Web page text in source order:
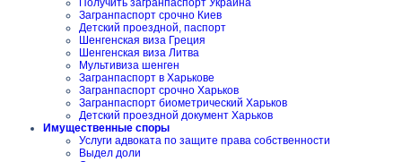
Получить загранпаспорт Украина
Загранпаспорт срочно Киев
Детский проездной, паспорт
Шенгенская виза Греция
Шенгенская виза Литва
Мультивиза шенген
Загранпаспорт в Харькове
Загранпаспорт срочно Харьков
Загранпаспорт биометрический Харьков
Детский проездной документ Харьков
Имущественные споры
Услуги адвоката по защите права собственности
Выдел доли